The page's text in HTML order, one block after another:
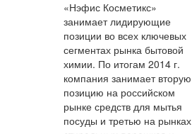
«Нэфис Косметикс»
занимает лидирующие
позиции во всех ключевых
сегментах рынка бытовой
химии. По итогам 2014 г.
компания занимает вторую
позицию на российском
рынке средств для мытья
посуды и третью на рынках